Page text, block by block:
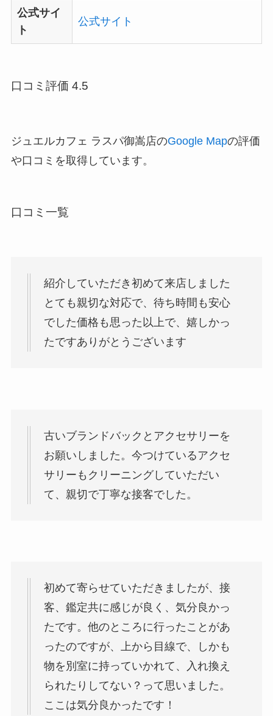
公式サイ
ト
公式サイト
口コミ評価 4.5
ジュエルカフェ ラスパ御嵩店のGoogle Mapの評価
や口コミを取得しています。
口コミ一覧
紹介していただき初めて来店しました
とても親切な対応で、待ち時間も安心
でした価格も思った以上で、嬉しかっ
たですありがとうございます
古いブランドバックとアクセサリーを
お願いしました。今つけているアクセ
サリーもクリーニングしていただい
て、親切で丁寧な接客でした。
初めて寄らせていただきましたが、接
客、鑑定共に感じが良く、気分良かっ
たです。他のところに行ったことがあ
ったのですが、上から目線で、しかも
物を別室に持っていかれて、入れ換え
られたりしてない？って思いました。
ここは気分良かったです！